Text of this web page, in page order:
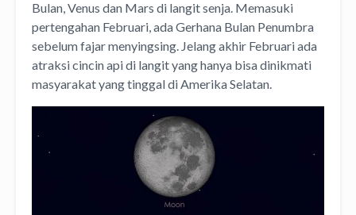
Bulan, Venus dan Mars di langit senja. Memasuki
pertengahan Februari, ada Gerhana Bulan Penumbra
sebelum fajar menyingsing. Jelang akhir Februari ada
atraksi cincin api di langit yang hanya bisa dinikmati
masyarakat yang tinggal di Amerika Selatan.